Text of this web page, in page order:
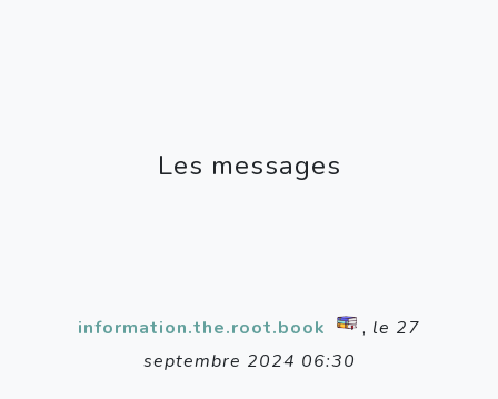
Les messages
information.the.root.book , le 27
septembre 2024 06:30